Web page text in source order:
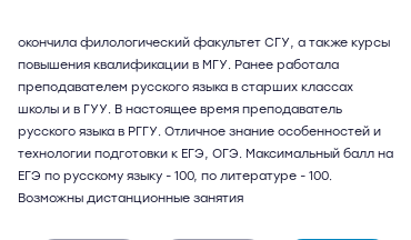
окончила филологический факультет СГУ, а также курсы
повышения квалификации в МГУ. Ранее работала
преподавателем русского языка в старших классах
школы и в ГУУ. В настоящее время преподаватель
русского языка в РГГУ. Отличное знание особенностей и
технологии подготовки к ЕГЭ, ОГЭ. Максимальный балл на
ЕГЭ по русскому языку - 100, по литературе - 100.
Возможны дистанционные занятия